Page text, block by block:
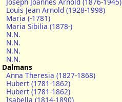
Louis Jean Arnold (1928-1998)
Maria (-1781)
Maria Sibilia (1878-)
N.N.
N.N.
N.N.
N.N.
Dalmans
Anna Theresia (1827-1868)
Hubert (1781-1862)
Hubert (1781-1862)
Isabella (1814-1890)